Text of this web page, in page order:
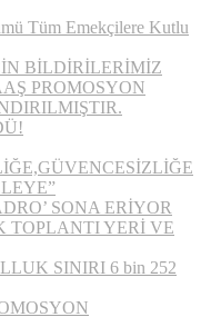
Tüm Emekçilere Kutlu
BİLDİRİLERİMİZ
PROMOSYON
SONA ERİYOR
TOPLANTI YERİ VE
SINIRI 6 bin 252